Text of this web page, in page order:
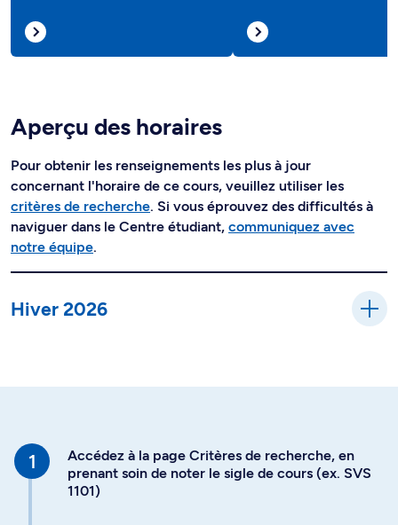
Aperçu des horaires
Pour obtenir les renseignements les plus à jour
concernant l'horaire de ce cours, veuillez utiliser les
critères de recherche. Si vous éprouvez des difficultés à
naviguer dans le Centre étudiant, communiquez avec
notre équipe.
Hiver 2026
Accédez à la page Critères de recherche, en
prenant soin de noter le sigle de cours (ex. SVS
1101)